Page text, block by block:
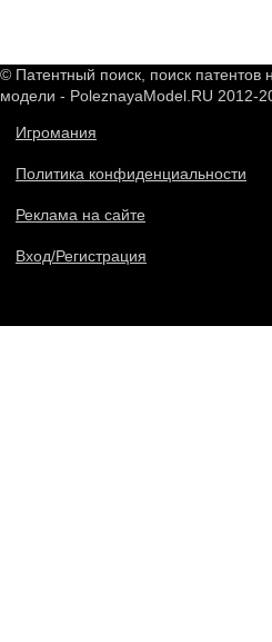
© Патентный поиск, поиск патентов
модели - PoleznayaModel.RU 2012-
Игромания
Политика конфиденциальности
Реклама на сайте
Вход/Регистрация